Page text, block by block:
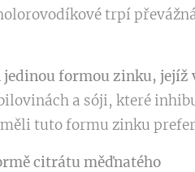
trpí
jedinou formou zinku,
a sóji, které
tuto formu zinku
citrátu měďnatého